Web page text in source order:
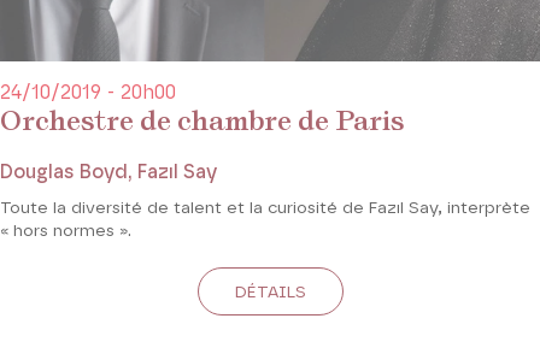
Orchestre de chambre de Paris
24/10/2019 - 20h00
Douglas Boyd, Fazıl Say
Toute la diversité de talent et la curiosité de Fazıl Say, interprète
« hors normes ».
DÉTAILS